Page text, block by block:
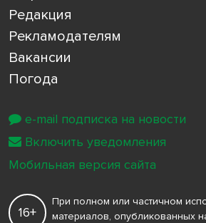
Редакция
Рекламодателям
Вакансии
Погода
16+
При полном или частичном
материалов, опубликованных
e-mail подписка на новости
Включить уведомления
Мобильная версия сайта